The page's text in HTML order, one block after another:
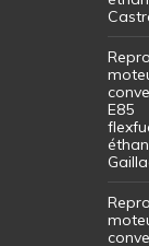
E85